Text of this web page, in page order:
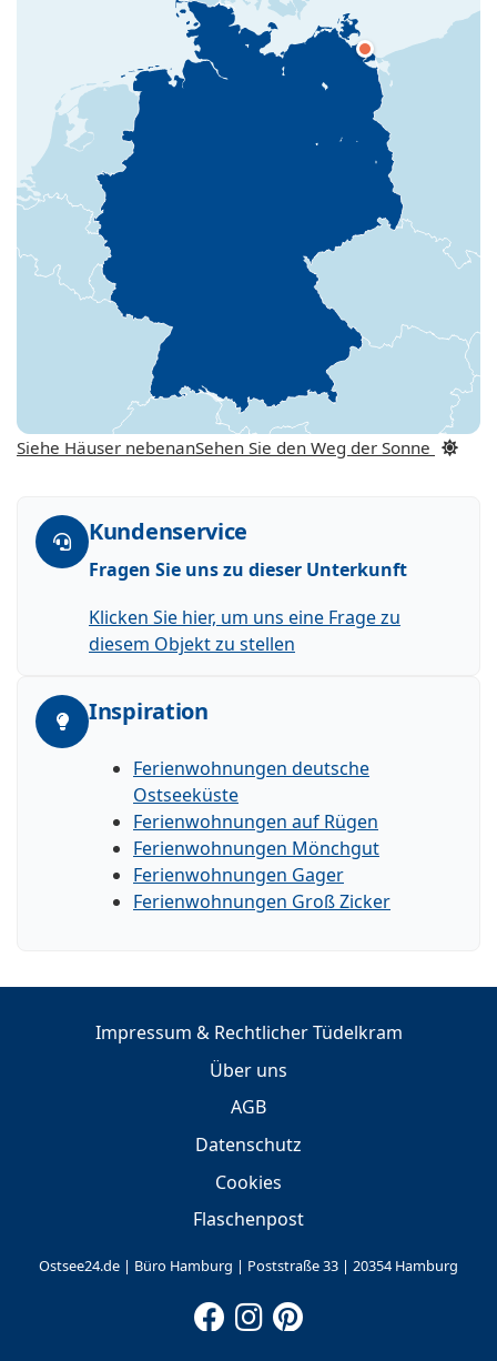
Siehe Häuser nebenanSehen Sie den Weg der Sonne
Kundenservice
Fragen Sie uns zu dieser Unterkunft
Klicken Sie hier, um uns eine Frage zu
diesem Objekt zu stellen
Inspiration
Ferienwohnungen deutsche
Ostseeküste
Ferienwohnungen auf Rügen
Ferienwohnungen Mönchgut
Ferienwohnungen Gager
Ferienwohnungen Groß Zicker
Impressum & Rechtlicher Tüdelkram
Über uns
AGB
Datenschutz
Cookies
Flaschenpost
Ostsee24.de | Büro Hamburg | Poststraße 33 | 20354 Hamburg